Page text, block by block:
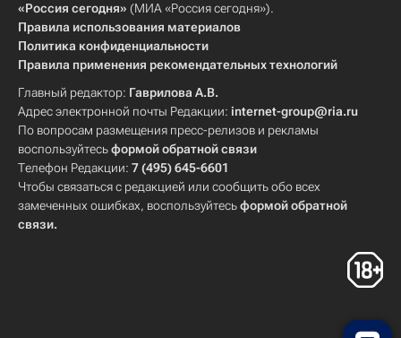
«Россия сегодня» (МИА «Россия сегодня»).
Правила использования материалов
Политика конфиденциальности
Правила применения рекомендательных технологий
Главный редактор: Гаврилова А.В.
Адрес электронной почты Редакции: internet-group@ria.ru
По вопросам размещения пресс-релизов и рекламы
воспользуйтесьформой обратной связи
Телефон Редакции: 7 (495) 645-6601
Чтобы связаться с редакцией или сообщить обо всех
замеченных ошибках, воспользуйтесьформой обратной
связи.